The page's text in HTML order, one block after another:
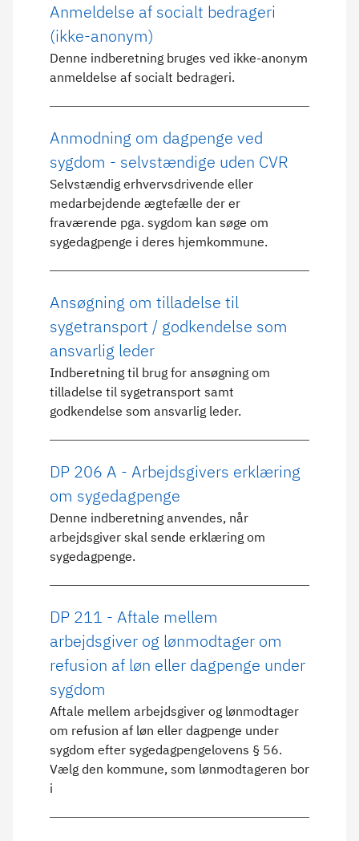
Anmeldelse af socialt bedrageri
(ikke-anonym)
Denne indberetning bruges ved ikke-anonym
anmeldelse af socialt bedrageri.
Anmodning om dagpenge ved
sygdom - selvstændige uden CVR
Selvstændig erhvervsdrivende eller
medarbejdende ægtefælle der er
fraværende pga. sygdom kan søge om
sygedagpenge i deres hjemkommune.
Ansøgning om tilladelse til
sygetransport / godkendelse som
ansvarlig leder
Indberetning til brug for ansøgning om
tilladelse til sygetransport samt
godkendelse som ansvarlig leder.
DP 206 A - Arbejdsgivers erklæring
om sygedagpenge
Denne indberetning anvendes, når
arbejdsgiver skal sende erklæring om
sygedagpenge.
DP 211 - Aftale mellem
arbejdsgiver og lønmodtager om
refusion af løn eller dagpenge under
sygdom
Aftale mellem arbejdsgiver og lønmodtager
om refusion af løn eller dagpenge under
sygdom efter sygedagpengelovens § 56.
Vælg den kommune, som lønmodtageren bor
i